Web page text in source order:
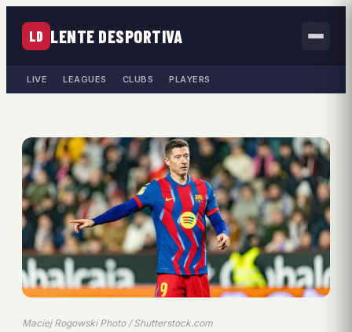
LD LENTE DESPORTIVA
LIVE LEAGUES CLUBS PLAYERS
Maciej Rogowski Photo / Shutterstock.com